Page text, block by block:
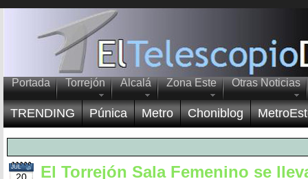
Portada Torrejón Alcalá Zona Este Otras Noticias
TRENDING Púnica Metro Choniblog
JUL El Torrejón Sala Femenino se